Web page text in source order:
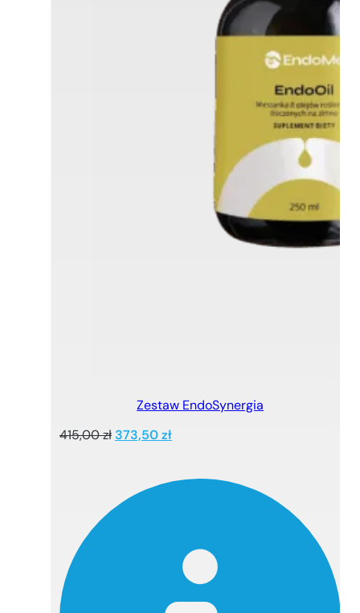
Zestaw EndoSynergia
415,00zł Pierwotna
415,00 zł.
373,50złAktualna
373,50 zł.